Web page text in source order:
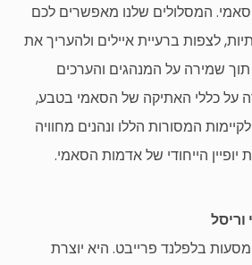
המסלולים שלנו מאפשרים לכם
לצפות ברעיית איילים ולהעריך את
שמירה על המנהגים והערכים
על כללי האתיקה של הסאמי בטבע,
המסורות הללו ונהנים מחוויה
הייחודי של אדמות הסאמי.
וריסל
בלפלנד פרייבט. היא יוצרת